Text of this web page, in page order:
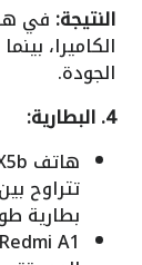
النتيجة:
الجودة.
4. البطارية:
بطارية